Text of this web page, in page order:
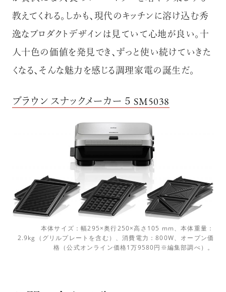
教えてくれる。しかも、現代のキッチンに溶け込む秀
逸なプロダクトデザインは見ていて心地が良い。十
人十色の価値を発見でき、ずっと使い続けていきた
くなる、そんな魅力を感じる調理家電の誕生だ。
ブラウン スナックメーカー ５ SM5038
本体サイズ：幅295×奥行250×高さ105 mm、本体重量：
2.9kg（グリルプレートを含む）、消費電力：800W、オープン価
格（公式オンライン価格1万9580円※編集部調べ）。